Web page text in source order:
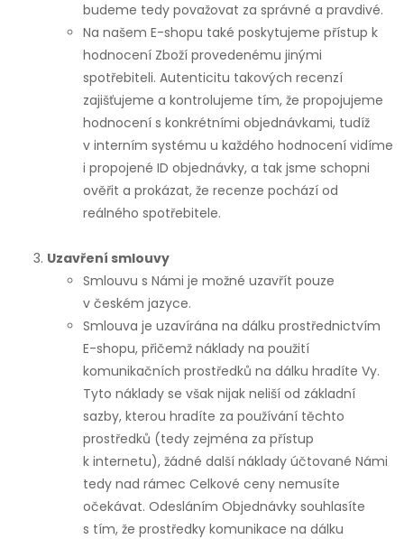
budeme tedy považovat za správné a pravdivé.
Na našem E-shopu také poskytujeme přístup k
hodnocení Zboží provedenému jinými
spotřebiteli. Autenticitu takových recenzí
zajišťujeme a kontrolujeme tím, že propojujeme
hodnocení s konkrétními objednávkami, tudíž
v interním systému u každého hodnocení vidíme
i propojené ID objednávky, a tak jsme schopni
ověřit a prokázat, že recenze pochází od
reálného spotřebitele.
Uzavření smlouvy
Smlouvu s Námi je možné uzavřít pouze
v českém jazyce.
Smlouva je uzavírána na dálku prostřednictvím
E-shopu, přičemž náklady na použití
komunikačních prostředků na dálku hradíte Vy.
Tyto náklady se však nijak neliší od základní
sazby, kterou hradíte za používání těchto
prostředků (tedy zejména za přístup
k internetu), žádné další náklady účtované Námi
tedy nad rámec Celkové ceny nemusíte
očekávat. Odesláním Objednávky souhlasíte
s tím, že prostředky komunikace na dálku